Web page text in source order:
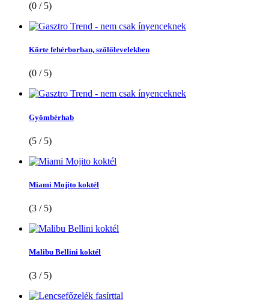
(0 / 5)
Körte fehérborban, szőlőlevelekben
(0 / 5)
Gyömbérhab
(5 / 5)
Miami Mojito koktél
(3 / 5)
Malibu Bellini koktél
(3 / 5)